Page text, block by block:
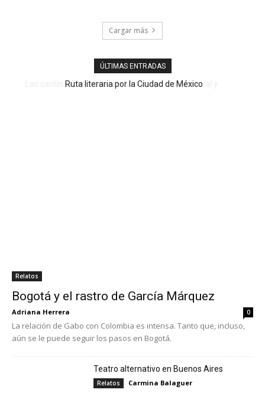
Cargar más
ÚLTIMAS ENTRADAS
Ruta literaria por la Ciudad de México
Relatos
Bogotá y el rastro de García Márquez
Adriana Herrera 0
La relación de Gabo con Colombia es intensa. Tanto que, incluso,
aún se le puede seguir los pasos en Bogotá.
Teatro alternativo en Buenos Aires
Relatos Carmina Balaguer